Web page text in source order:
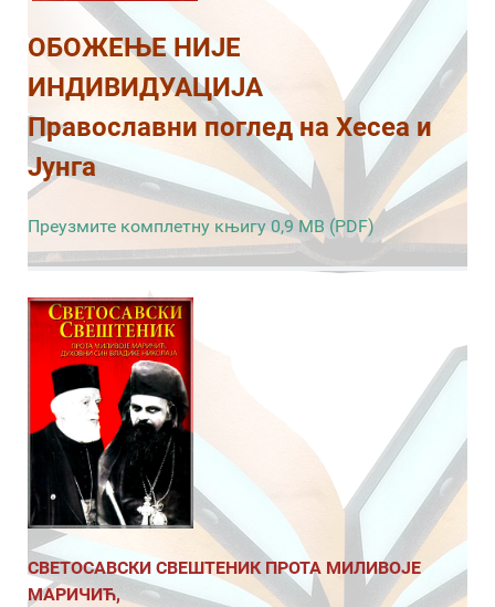
ОБОЖЕЊЕ НИЈЕ
ИНДИВИДУАЦИЈА
Православни поглед на Хесеа и
Јунга
Преузмите комплетну књигу 0,9 MB (PDF)
СВЕТОСАВСКИ СВЕШТЕНИК ПРОТА МИЛИВОЈЕ
МАРИЧИЋ,